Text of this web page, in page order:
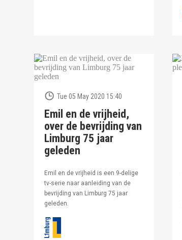
Tue 05 May 2020 15:40
Emil en de vrijheid,
over de bevrijding van
Limburg 75 jaar
geleden
Emil en de vrijheid is een 9-delige
tv-serie naar aanleiding van de
bevrijding van Limburg 75 jaar
geleden.